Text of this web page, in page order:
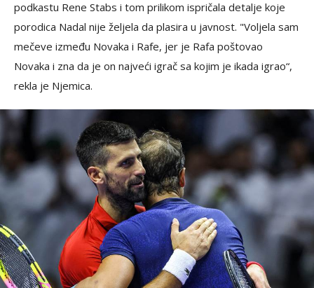
podkastu Rene Stabs i tom prilikom ispričala detalje koje
porodica Nadal nije željela da plasira u javnost. "Voljela sam
mečeve između Novaka i Rafe, jer je Rafa poštovao
Novaka i zna da je on najveći igrač sa kojim je ikada igrao“,
rekla je Njemica.